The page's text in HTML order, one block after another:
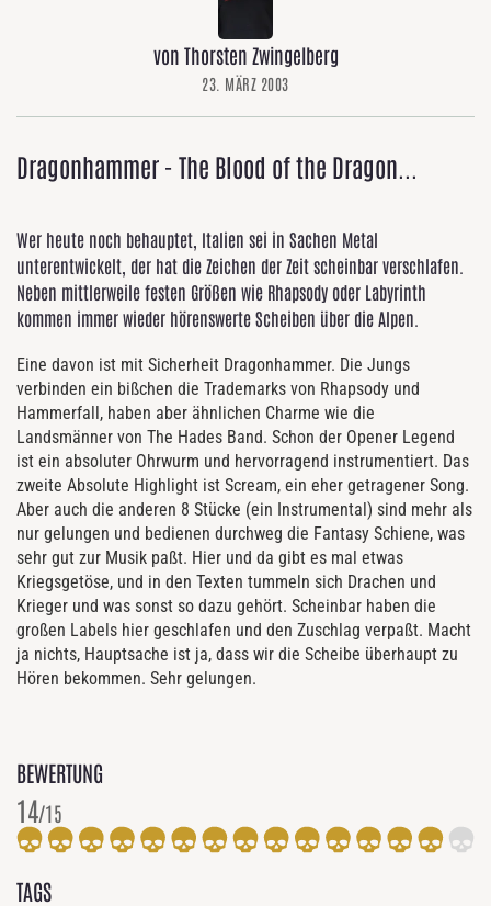
von Thorsten Zwingelberg
23. MÄRZ 2003
Dragonhammer - The Blood of the Dragon...
Wer heute noch behauptet, Italien sei in Sachen Metal
unterentwickelt, der hat die Zeichen der Zeit scheinbar verschlafen.
Neben mittlerweile festen Größen wie Rhapsody oder Labyrinth
kommen immer wieder hörenswerte Scheiben über die Alpen.
Eine davon ist mit Sicherheit Dragonhammer. Die Jungs
verbinden ein bißchen die Trademarks von Rhapsody und
Hammerfall, haben aber ähnlichen Charme wie die
Landsmänner von The Hades Band. Schon der Opener Legend
ist ein absoluter Ohrwurm und hervorragend instrumentiert. Das
zweite Absolute Highlight ist Scream, ein eher getragener Song.
Aber auch die anderen 8 Stücke (ein Instrumental) sind mehr als
nur gelungen und bedienen durchweg die Fantasy Schiene, was
sehr gut zur Musik paßt. Hier und da gibt es mal etwas
Kriegsgetöse, und in den Texten tummeln sich Drachen und
Krieger und was sonst so dazu gehört. Scheinbar haben die
großen Labels hier geschlafen und den Zuschlag verpaßt. Macht
ja nichts, Hauptsache ist ja, dass wir die Scheibe überhaupt zu
Hören bekommen. Sehr gelungen.
BEWERTUNG
14/15
TAGS